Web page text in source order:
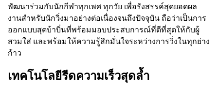
พัฒนาร่วมกับนักกีฬาทุกเพศ ทุกวัย เพื่อรังสรรค์สุดยอดผล
งานสำหรับนักวิ่งมาอย่างต่อเนื่องจนถึงปัจจุบัน ถือว่าเป็นการ
ออกแบบสุดบ้าบิ่นที่พร้อมมอบประสบการณ์ที่ดีที่สุดให้กับผู้
สวมใส่ และพร้อมให้ความรู้สึกมั่นใจระหว่างการวิ่งในทุกย่าง
ก้าว
เทคโนโลยีรีดความเร็วสุดล้ำ